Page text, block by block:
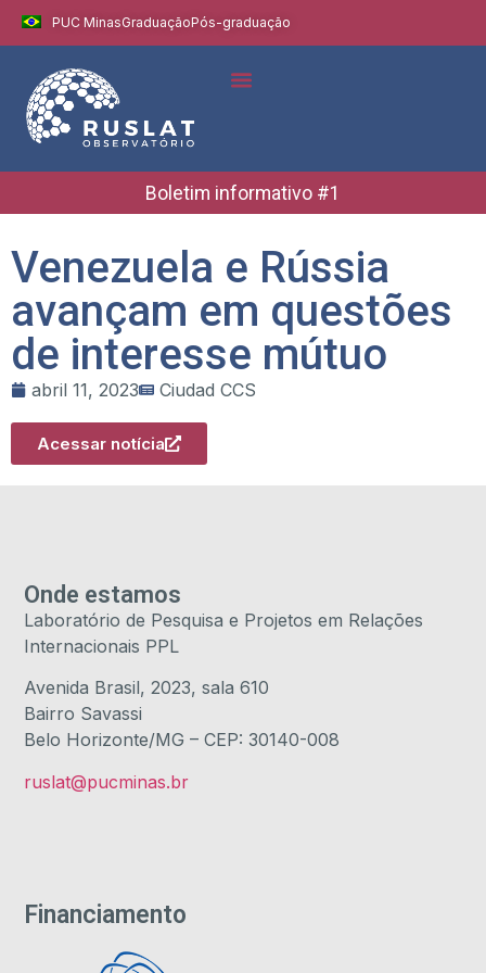
PUC MinasGraduaçãoPós-graduação
Boletim informativo #1
Venezuela e Rússia
avançam em questões
de interesse mútuo
abril 11, 2023 Ciudad CCS
Acessar notícia
Financiamento
Onde estamos
Laboratório de Pesquisa e Projetos em Relações
Internacionais PPL
Avenida Brasil, 2023, sala 610
Bairro Savassi
Belo Horizonte/MG – CEP: 30140-008
ruslat@pucminas.br